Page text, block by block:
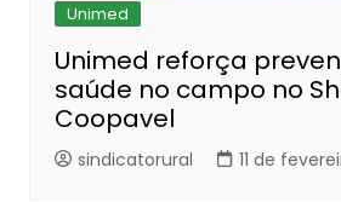
Unimed
Unimed reforça
saúde no campo no
Coopavel
sindicatorural 11 de